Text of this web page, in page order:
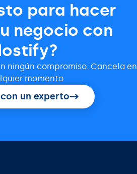
para hacer
negocio con
ningún compromiso. Cancela en
momento
un experto